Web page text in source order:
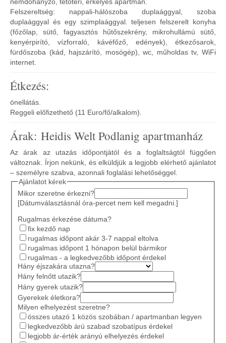
Felszereltség: nappali-hálószoba duplaággyal, szoba
duplaággyal és egy szimplaággyal. teljesen felszerelt konyha
(főzőlap, sütő, fagyasztós hűtőszekrény, mikrohullámú sütő,
kenyérpirító, vízforraló, kávéfőző, edények), étkezősarok,
fürdőszoba (kád, hajszárító, mosógép), wc, műholdas tv, WiFi
internet.
Étkezés:
önellátás.
Reggeli előfizethető (11 Euro/fő/alkalom).
Árak: Heidis Welt Podlanig apartmanház
Az árak az utazás időpontjától és a foglaltságtól függően
változnak. Írjon nekünk, és elküldjük a legjobb elérhető ajánlatot
– személyre szabva, azonnali foglalási lehetőséggel.
Ajánlatot kérek
Mikor szeretne érkezni?
[Dátumválasztásnál óra-percet nem kell megadni.]
Rugalmas érkezése dátuma?
fix kezdő nap
rugalmas időpont akár 3-7 nappal eltolva
rugalmas időpont 1 hónapon belül bármikor
rugalmas - a legkedvezőbb időpont érdekel
Hány éjszakára utazna?
Hány felnőtt utazik?
Hány gyerek utazik?
Gyerekek életkora?
Milyen elhelyezést szeretne?
összes utazó 1 közös szobában / apartmanban legyen
legkedvezőbb árú szabad szobatípus érdekel
legjobb ár-érték arányú elhelyezés érdekel